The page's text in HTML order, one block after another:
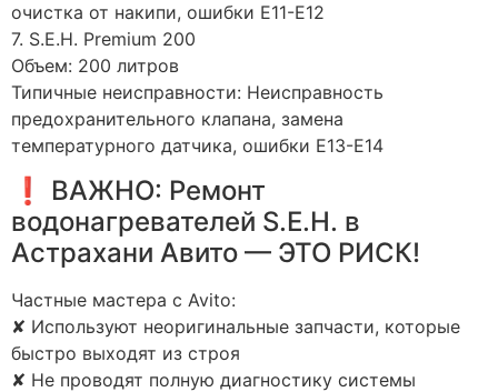
очистка от накипи, ошибки E11-E12
7. S.E.H. Premium 200
Объем: 200 литров
Типичные неисправности: Неисправность
предохранительного клапана, замена
температурного датчика, ошибки E13-E14
❗ ВАЖНО: Ремонт
водонагревателей S.E.H. в
Астрахани Авито — ЭТО РИСК!
Частные мастера с Avito:
✘ Используют неоригинальные запчасти, которые
быстро выходят из строя
✘ Не проводят полную диагностику системы